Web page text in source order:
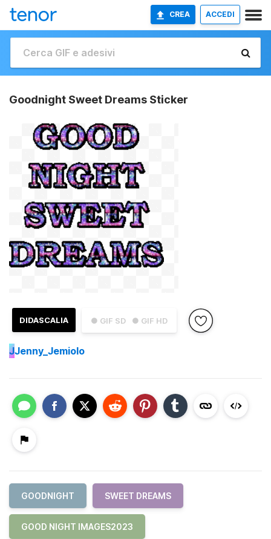
CREA ACCEDI
Goodnight Sweet Dreams Sticker
● GIF SD ● GIF HD
DIDASCALIA
JJenny_Jemiolo
GOODNIGHT SWEET DREAMS
GOOD NIGHT IMAGES2023